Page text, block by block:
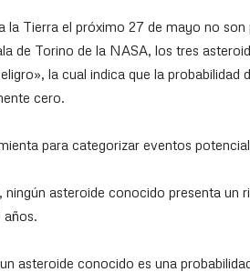
la Tierra el próximo 27 de mayo no son
de Torino de la NASA, los tres
la cual indica que la probabilidad
cero.
para categorizar eventos
ningún asteroide conocido presenta un
años.
asteroide conocido es una